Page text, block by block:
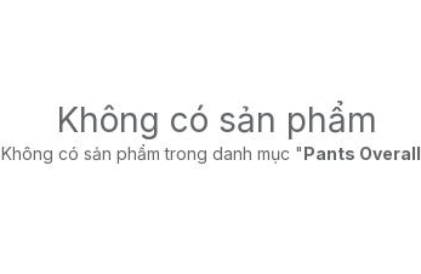
Không có sản phẩm
Không có sản phẩm trong danh mục "Pants Overall